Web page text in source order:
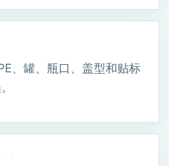
、罐、瓶口、盖型和贴标